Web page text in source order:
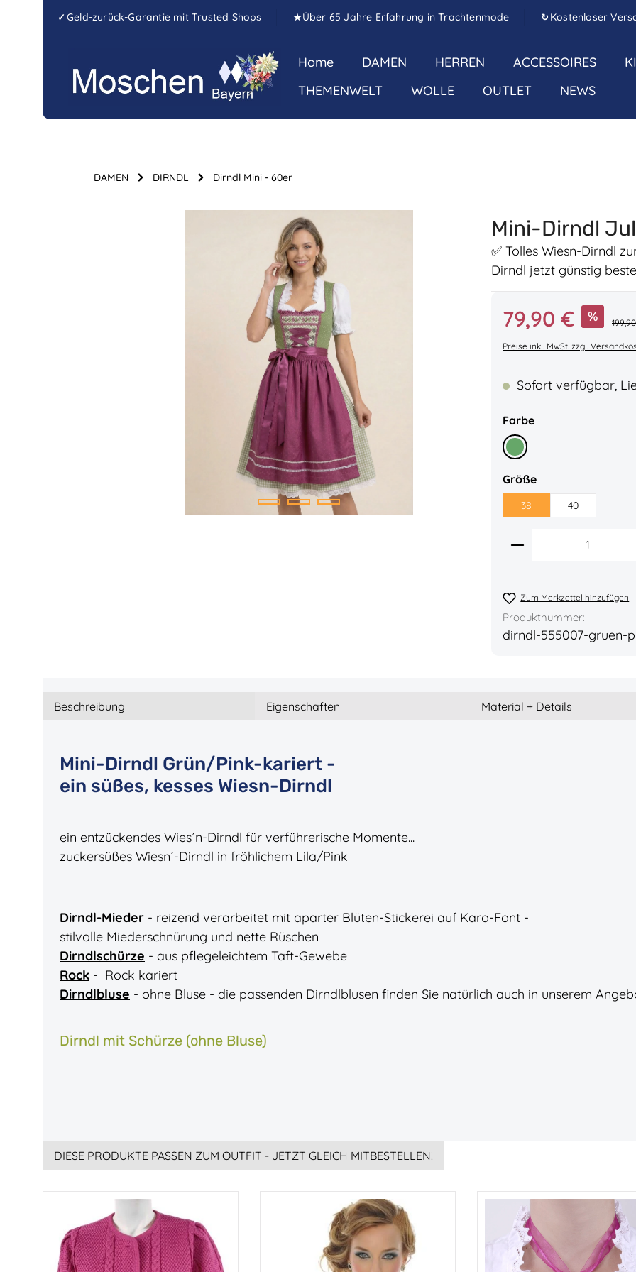
Zum Hauptinhalt springen
Zur Hauptnavigation springen
✓ Geld-zurück-Garantie mit Trusted Shops ★Über 65 Jahre Erfahrung in Trachtenmode ↻ Kostenloser
Home DAMEN HERREN ACCESSOIRES
THEMENWELT
WOLLE OUTLET NEWS
DAMEN DIRNDL Dirndl Mini - 60er
Mini-Dirndl
✅ Tolles Wiesn-Dirndl
Dirndl jetzt günstig
Verkaufspreis:
79,90 € %
Preise inkl. MwSt. zzgl.
Sofort verfügbar,
Farbeauswählen
Grün
Größeauswählen
38 40
Produkt
Zum Merkzettel hinzufügen
Produktnummer:
dirndl-555007-gruen-
Beschreibung Eigenschaften Material + Details
Mini-Dirndl Grün/Pink-kariert -
ein süßes, kesses Wiesn-Dirndl
ein entzückendes Wies´n-Dirndl für verführerische Momente...
zuckersüßes Wiesn´-Dirndl in fröhlichem Lila/Pink
Dirndl-Mieder - reizend verarbeitet mit aparter Blüten-Stickerei auf Karo-Font -
stilvolle Miederschnürung und nette Rüschen
Dirndlschürze - aus pflegeleichtem Taft-Gewebe
Rock - Rock kariert
Dirndlbluse - ohne Bluse - die passenden Dirndlblusen finden Sie natürlich auch in unserem
Dirndl mit Schürze (ohne Bluse)
DIESE PRODUKTE PASSEN ZUM OUTFIT - JETZT GLEICH MITBESTELLEN!
Produktgalerie überspringen